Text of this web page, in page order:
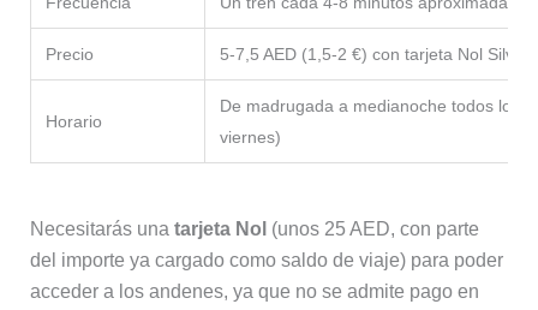
Precio 5-7,5 AED (1,5-2 €) con tarjeta Nol Silver
Horario
De madrugada a medianoche todos los
viernes)
Necesitarás una tarjeta Nol (unos 25 AED, con parte
del importe ya cargado como saldo de viaje) para poder
acceder a los andenes, ya que no se admite pago en